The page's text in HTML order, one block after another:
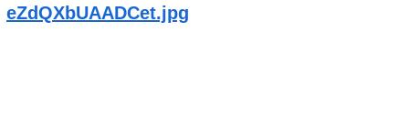
eZdQXbUAADCet.jpg